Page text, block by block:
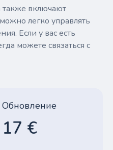
включают
легко управлять
Если у вас есть
можете связаться с
Обновление
17 €